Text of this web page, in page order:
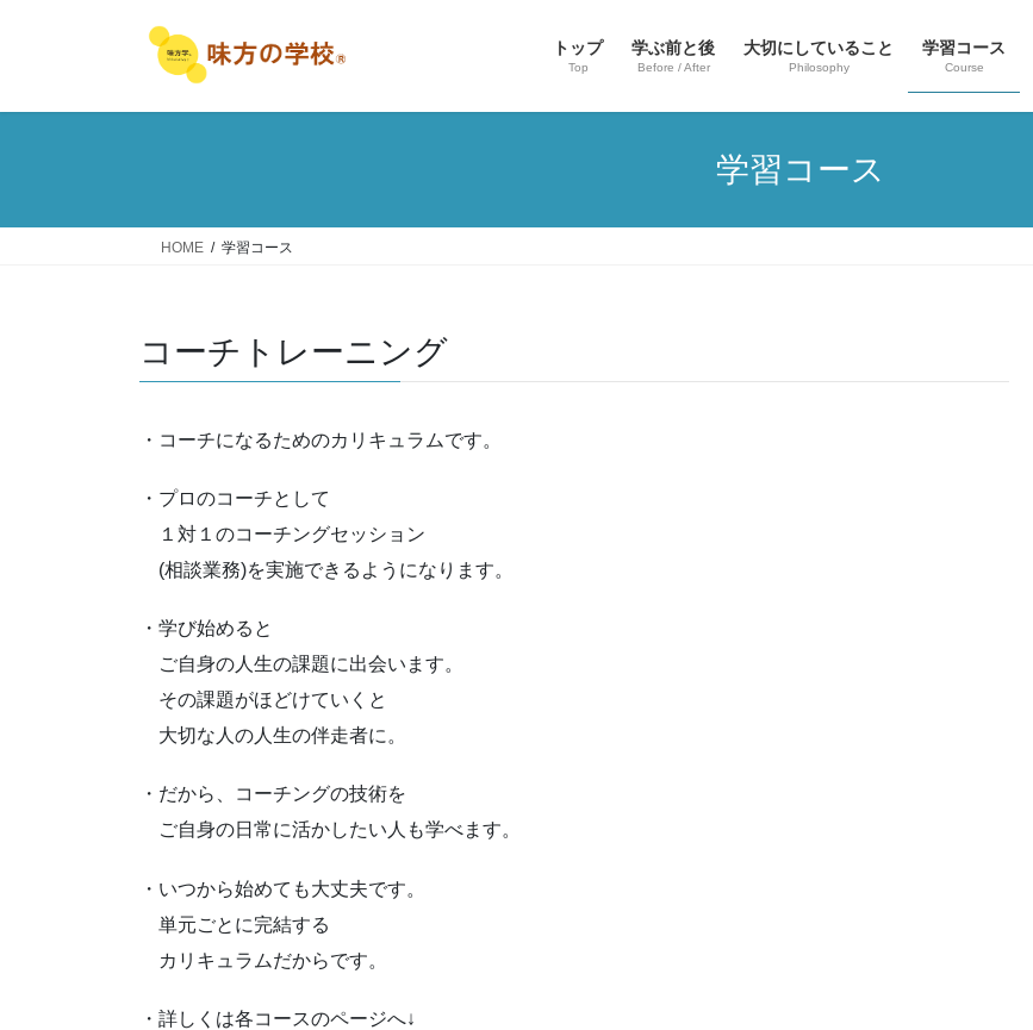
トップ
Top
学ぶ前と後
Before / After
大切にしていること
Philosophy
学習コース
Course
学習コース
HOME 学習コース
コーチトレーニング
・コーチになるためのカリキュラムです。
・プロのコーチとして
１対１のコーチングセッション
(相談業務)を実施できるようになります。
・学び始めると
ご自身の人生の課題に出会います。
その課題がほどけていくと
大切な人の人生の伴走者に。
・だから、コーチングの技術を
ご自身の日常に活かしたい人も学べます。
・いつから始めても大丈夫です。
単元ごとに完結する
カリキュラムだからです。
・詳しくは各コースのページへ↓